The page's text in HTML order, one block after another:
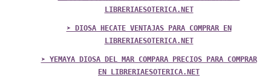
LIBRERIAESOTERICA.NET
➤ DIOSA HECATE VENTAJAS PARA COMPRAR EN
LIBRERIAESOTERICA.NET
➤ YEMAYA DIOSA DEL MAR COMPARA PRECIOS PARA COMPRAR
EN LIBRERIAESOTERICA.NET